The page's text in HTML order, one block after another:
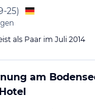
25)
als Paar im Juli 2014
am